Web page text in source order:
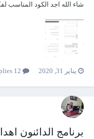
شاء الله اجد الكود المناسب
العملية الحسابية اتوماتيك 01) الحقل الأول الي اسمه 01)سعر الدولار بدينار ا...
يناير 31, 2020
برنامج الدائنون